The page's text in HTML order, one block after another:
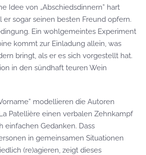
Idee von „Abschiedsdinnern” hart
er sogar seinen besten Freund opfern.
Ein wohlgemeintes Experiment
kommt zur Einladung allein, was
bringt, als er es sich vorgestellt hat.
in den sündhaft teuren Wein
modellieren die Autoren
Patellière einen verbalen Zehnkampf
einfachen Gedanken. Dass
in gemeinsamen Situationen
(re)agieren, zeigt dieses